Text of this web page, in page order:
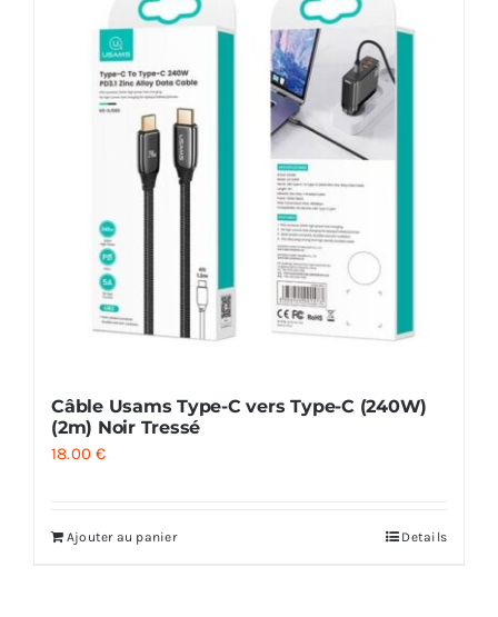
Câble Usams Type-C vers Type-C (240W)
(2m) Noir Tressé
18.00€
Ajouter au panier Details